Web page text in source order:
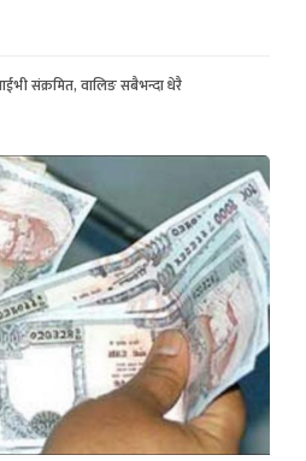
संक्रमित, वालिङ सबैभन्दा धेरै